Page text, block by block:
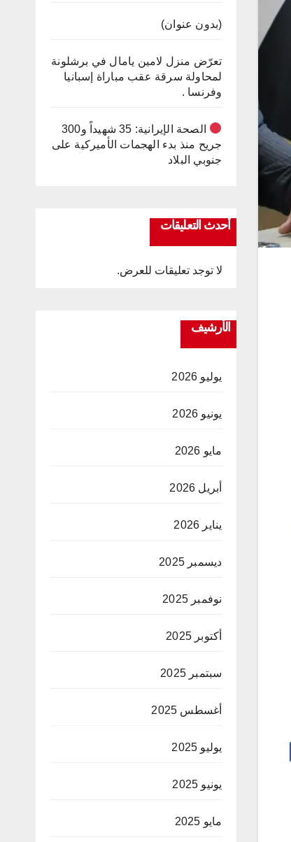
(بدون عنوان)
تعرّض منزل لامين يامال في برشلونة
لمحاولة سرقة عقب مباراة إسبانيا
وفرنسا .
الصحة الإيرانية: 35 شهيداً و300
جريح منذ بدء الهجمات الأميركية على
جنوبي البلاد
أحدث التعليقات
لا توجد تعليقات للعرض.
الأرشيف
يوليو 2026
يونيو 2026
مايو 2026
أبريل 2026
يناير 2026
ديسمبر 2025
نوفمبر 2025
أكتوبر 2025
سبتمبر 2025
أغسطس 2025
يوليو 2025
يونيو 2025
مايو 2025